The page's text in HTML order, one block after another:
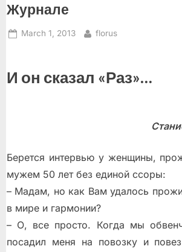
Журнале
Posted
March 1, 2013 By
florus
И он сказал «Раз»…
Берется интервью у женщины,
мужем 50 лет без единой ссоры:
– Мадам, но как Вам удалось
в мире и гармонии?
– О, все просто. Когда мы
посадил меня на повозку и